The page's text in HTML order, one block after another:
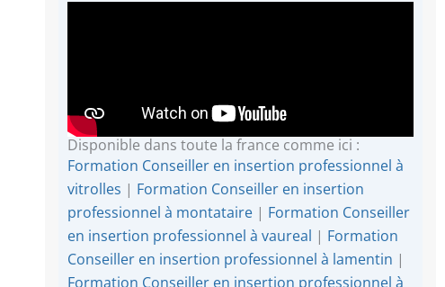
Disponible dans toute la france comme ici :
Formation Conseiller en insertion professionnel à
vitrolles | Formation Conseiller en insertion
professionnel à montataire | Formation Conseiller
en insertion professionnel à vaureal | Formation
Conseiller en insertion professionnel à lamentin |
Formation Conseiller en insertion professionnel à